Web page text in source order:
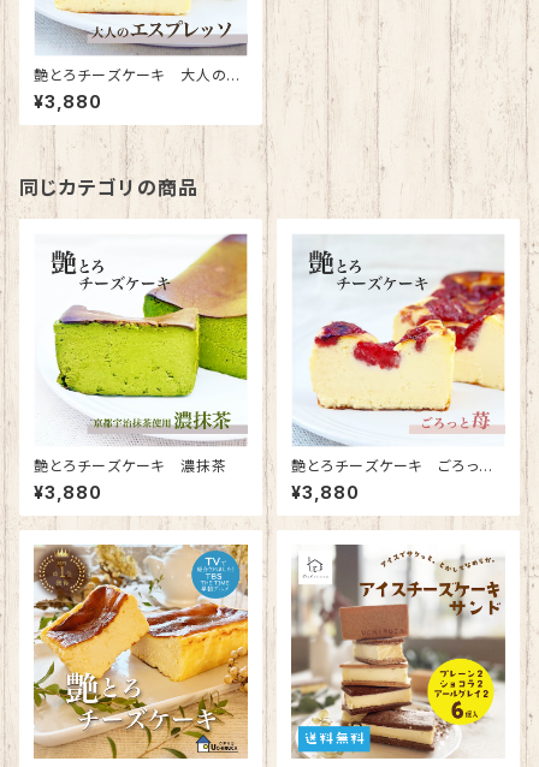
艶とろチーズケーキ 大人のエ
スプレッソ
¥3,880
同じカテゴリの商品
艶とろチーズケーキ 濃抹茶
¥3,880
艶とろチーズケーキ ごろっと
苺
¥3,880